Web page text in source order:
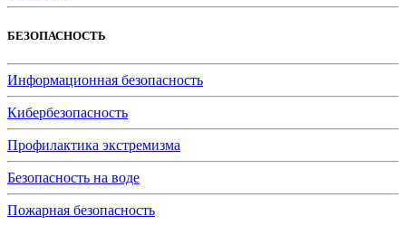
БЕЗОПАСНОСТЬ
Информационная безопасность
Кибербезопасность
Профилактика экстремизма
Безопасность на воде
Пожарная безопасность